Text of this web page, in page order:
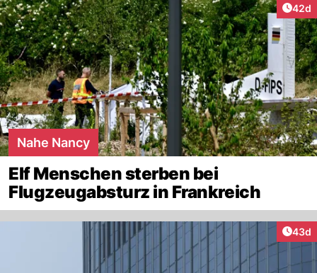
42d
Nahe Nancy
Elf Menschen sterben bei
Flugzeugabsturz in Frankreich
43d